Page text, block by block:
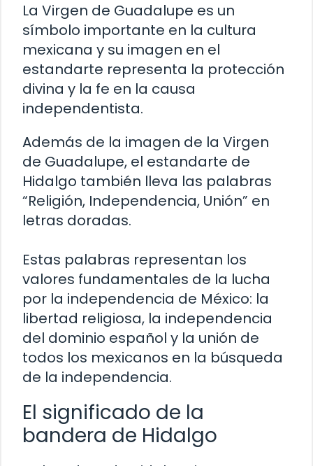
La Virgen de Guadalupe es un
símbolo importante en la cultura
mexicana y su imagen en el
estandarte representa la protección
divina y la fe en la causa
independentista.
Además de la imagen de la Virgen
de Guadalupe, el estandarte de
Hidalgo también lleva las palabras
“Religión, Independencia, Unión” en
letras doradas.
Estas palabras representan los
valores fundamentales de la lucha
por la independencia de México: la
libertad religiosa, la independencia
del dominio español y la unión de
todos los mexicanos en la búsqueda
de la independencia.
El significado de la
bandera de Hidalgo